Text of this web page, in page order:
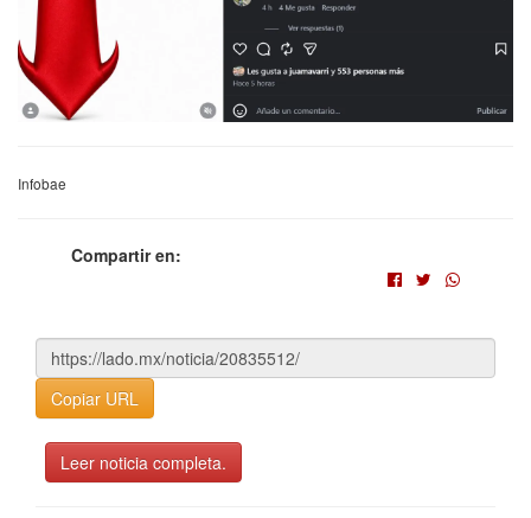
Infobae
Compartir en:
Copiar URL
Leer noticia completa.